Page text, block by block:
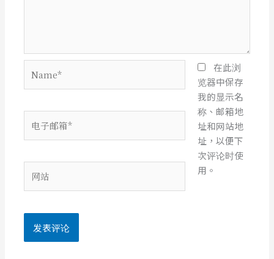
子
箱
站
在此浏
览器中保存
我的显示名
称、邮箱地
址和网站地
址，以便下
次评论时使
用。